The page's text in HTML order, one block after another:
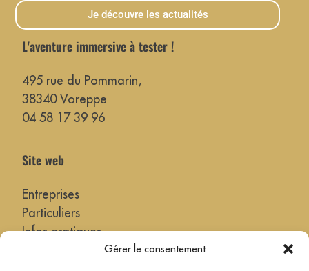
Gérer le consentement
Je découvre les actualités
L'aventure immersive à tester !
495 rue du Pommarin,
38340 Voreppe
04 58 17 39 96
Site web
Entreprises
Particuliers
Infos pratiques